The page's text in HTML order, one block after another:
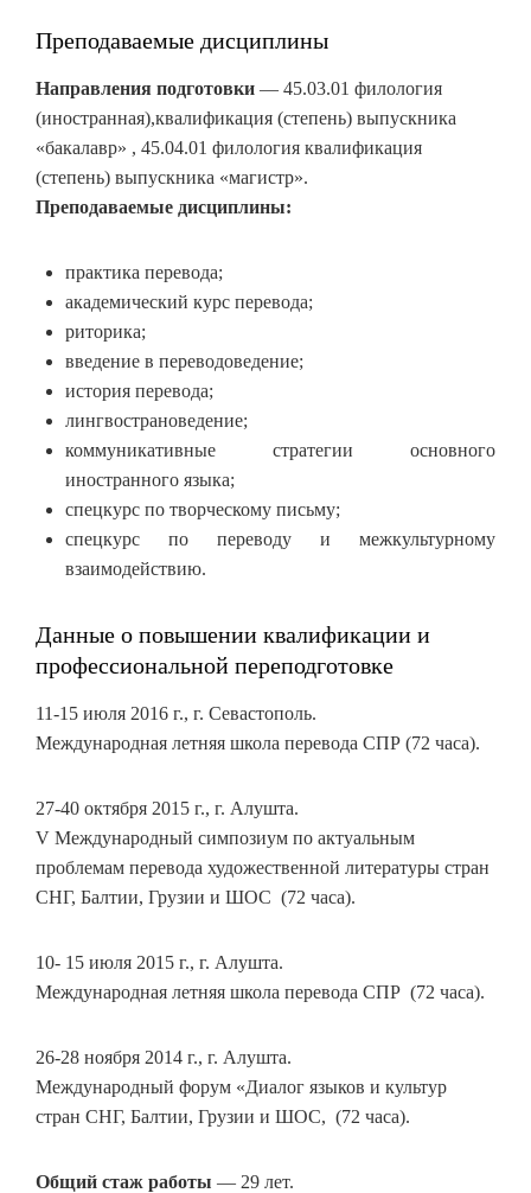
Преподаваемые дисциплины
Направления подготовки — 45.03.01 филология
(иностранная),квалификация (степень) выпускника
«бакалавр» , 45.04.01 филология квалификация
(степень) выпускника «магистр».
Преподаваемые дисциплины:
практика перевода;
академический курс перевода;
риторика;
введение в переводоведение;
история перевода;
лингвострановедение;
коммуникативные стратегии основного
иностранного языка;
спецкурс по творческому письму;
спецкурс по переводу и межкультурному
взаимодействию.
Данные о повышении квалификации и
профессиональной переподготовке
11-15 июля 2016 г., г. Севастополь.
Международная летняя школа перевода СПР (72 часа).
27-40 октября 2015 г., г. Алушта.
V Международный симпозиум по актуальным
проблемам перевода художественной литературы стран
СНГ, Балтии, Грузии и ШОС (72 часа).
10- 15 июля 2015 г., г. Алушта.
Международная летняя школа перевода СПР (72 часа).
26-28 ноября 2014 г., г. Алушта.
Международный форум «Диалог языков и культур
стран СНГ, Балтии, Грузии и ШОС, (72 часа).
Общий стаж работы — 29 лет.